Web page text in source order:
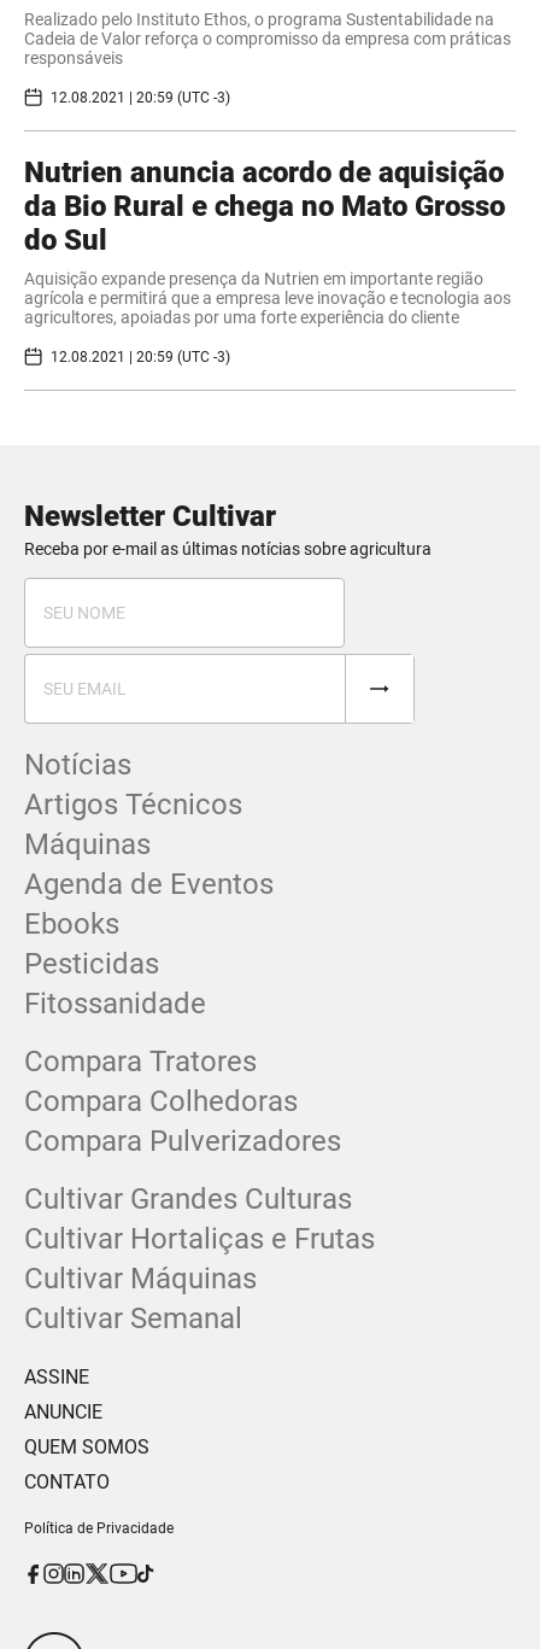
Realizado pelo Instituto Ethos, o programa Sustentabilidade na
Cadeia de Valor reforça o compromisso da empresa com práticas
responsáveis
12.08.2021 | 20:59 (UTC -3)
Nutrien anuncia acordo de aquisição
da Bio Rural e chega no Mato Grosso
do Sul
Aquisição expande presença da Nutrien em importante região
agrícola e permitirá que a empresa leve inovação e tecnologia aos
agricultores, apoiadas por uma forte experiência do cliente
12.08.2021 | 20:59 (UTC -3)
Newsletter Cultivar
Receba por e-mail as últimas notícias sobre agricultura
Notícias
Artigos Técnicos
Máquinas
Agenda de Eventos
Ebooks
Pesticidas
Fitossanidade
Compara Tratores
Compara Colhedoras
Compara Pulverizadores
Cultivar Grandes Culturas
Cultivar Hortaliças e Frutas
Cultivar Máquinas
Cultivar Semanal
ASSINE
ANUNCIE
QUEM SOMOS
CONTATO
Política de Privacidade